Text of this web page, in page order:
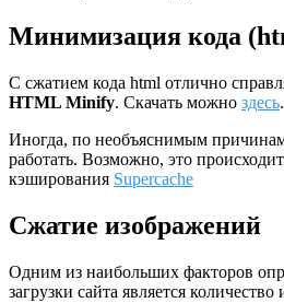
Минимизация кода
С cжатием кода html отлично
HTML Minify. Скачать можно здесь.
Иногда, по необъяснимым
работать. Возможно, это
кэширования Supercache
Сжатие изображений
Одним из наибольших факторов
загрузки сайта является